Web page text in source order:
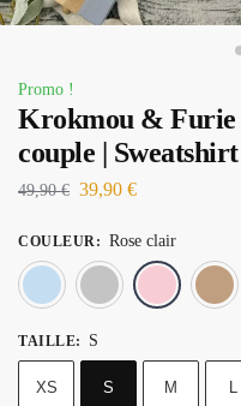
Promo !
Krokmou & Furie
couple |
49,90€ 39,90 €
COULEUR: Rose clair
Bleu cielGris
TAILLE: S
XS S M L